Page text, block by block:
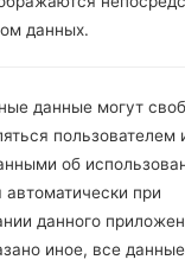
Сравнить
данных.
данные могут
пользователем
об
автоматически при
данного
иное, все